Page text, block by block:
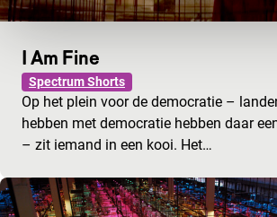
I Am Fine
Spectrum Shorts
Op het plein voor de democratie –
hebben met democratie hebben daar
– zit iemand in een kooi. Het…